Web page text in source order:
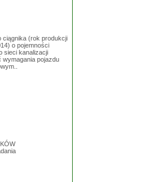
ciągnika (rok produkcji
o pojemności
sieci kanalizacji
wymagania pojazdu